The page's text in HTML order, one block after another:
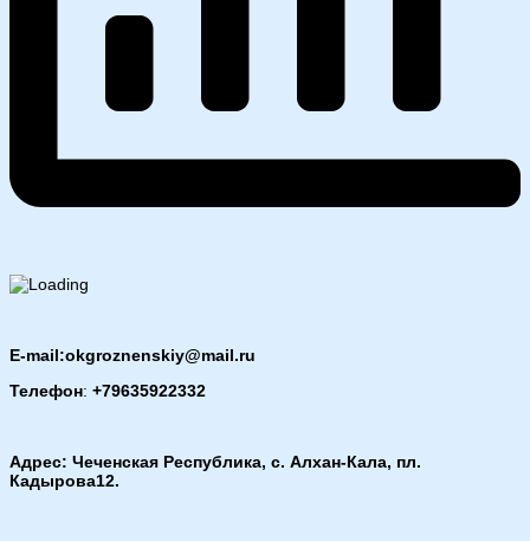
E-mail:okgroznenskiy@mail.ru
Телефон: +79635922332
Адрес: Чеченская Республика, с. Алхан-Кала, пл.
Кадырова12.